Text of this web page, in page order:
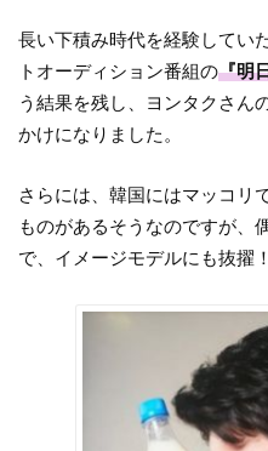
長い下積み時代を経験してい
トオーディション番組の『明
う結果を残し、ヨンタクさん
かけになりました。
さらには、韓国にはマッコリ
ものがあるそうなのですが、
で、イメージモデルにも抜擢！